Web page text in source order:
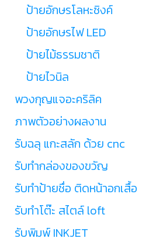
ป้ายอักษรโลหะซิงค์
ป้ายอักษรไฟ LED
ป้ายไม้ธรรมชาติ
ป้ายไวนิล
พวงกุญแจอะคริลิค
ภาพตัวอย่างผลงาน
รับฉลุ แกะสลัก ด้วย cnc
รับทำกล่องของขวัญ
รับทำป้ายชื่อ ติดหน้าอกเสื้อ
รับทำโต๊ะ สไตล์ loft
รับพิมพ์ INKJET